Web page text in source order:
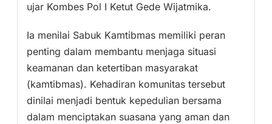
ujar Kombes Pol I Ketut Gede Wijatmika.
Ia menilai Sabuk Kamtibmas memiliki peran
penting dalam membantu menjaga situasi
keamanan dan ketertiban masyarakat
(kamtibmas). Kehadiran komunitas tersebut
dinilai menjadi bentuk kepedulian bersama
dalam menciptakan suasana yang aman dan